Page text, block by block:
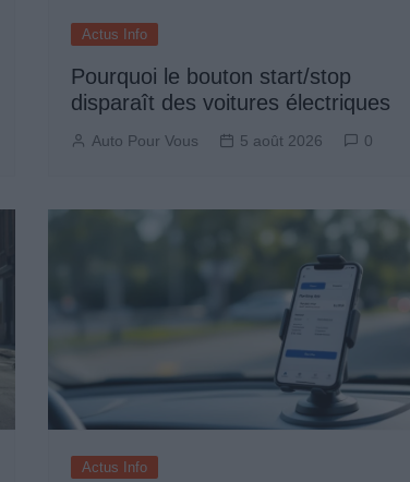
Actus Info
Pourquoi le bouton start/stop
disparaît des voitures électriques
Auto Pour Vous 5 août 2026 0
Actus Info